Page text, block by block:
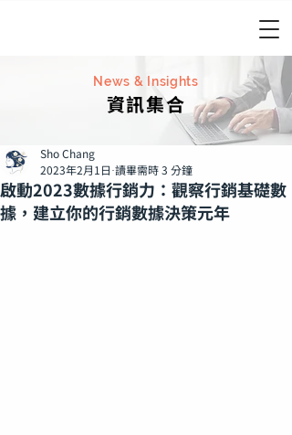
News & Insights
資訊集合
啟動2023數據行銷力：觀察行銷基礎數
據，建立你的行銷數據決策元年
Sho Chang
2023年2月1日 讀畢需時 3 分鐘